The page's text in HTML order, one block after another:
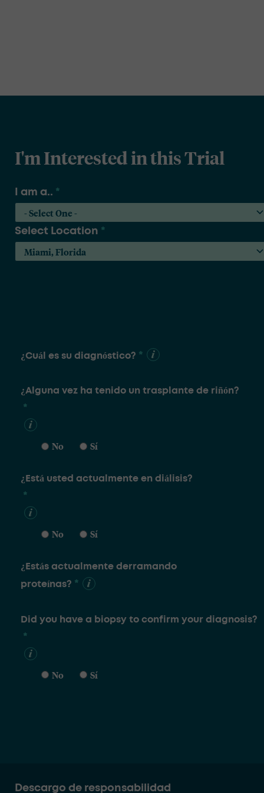
I'm Interested in this Trial
I am a.. *
Select Location *
¿Cuál es su diagnóstico? *
¿Alguna vez ha tenido un trasplante de riñón?
*
No Sí
¿Está usted actualmente en diálisis?
*
No Sí
¿Estás actualmente derramando
proteínas? *
Did you have a biopsy to confirm your diagnosis?
*
No Sí
Descargo de responsabilidad